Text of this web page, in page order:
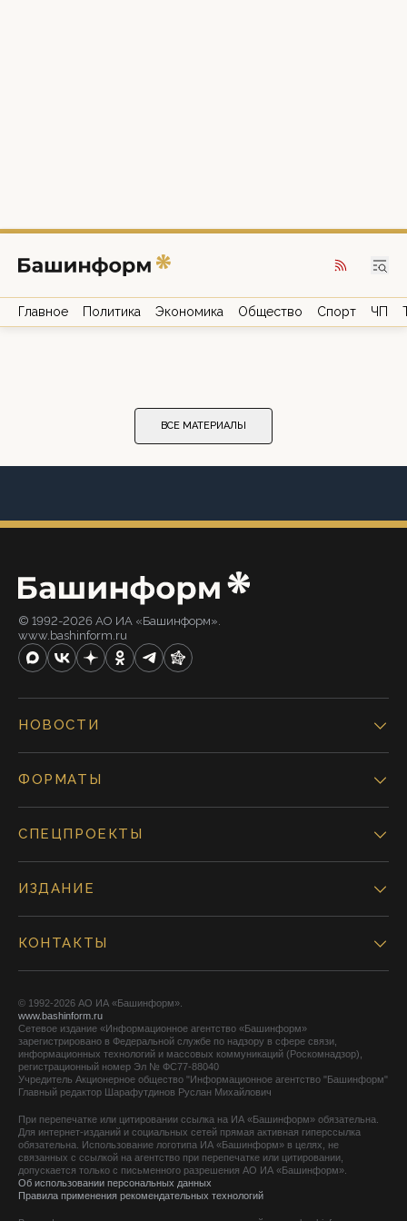
Главное Политика Экономика Общество Спорт ЧП
ВСЕ МАТЕРИАЛЫ
© 1992-2026 АО ИА «Башинформ».
www.bashinform.ru
НОВОСТИ
ФОРМАТЫ
СПЕЦПРОЕКТЫ
ИЗДАНИЕ
КОНТАКТЫ
© 1992-2026 АО ИА «Башинформ».
www.bashinform.ru
Сетевое издание «Информационное агентство «Башинформ»
зарегистрировано в Федеральной службе по надзору в сфере связи,
информационных технологий и массовых коммуникаций (Роскомнадзор),
регистрационный номер Эл № ФС77-88040
Учредитель Акционерное общество "Информационное агентство "Башинформ"
Главный редактор Шарафутдинов Руслан Михайлович
При перепечатке или цитировании ссылка на ИА «Башинформ» обязательна.
Для интернет-изданий и социальных сетей прямая активная гиперссылка
обязательна. Использование логотипа ИА «Башинформ» в целях, не
связанных с ссылкой на агентство при перепечатке или цитировании,
допускается только с письменного разрешения АО ИА «Башинформ».
Об использовании персональных данных
Правила применения рекомендательных технологий